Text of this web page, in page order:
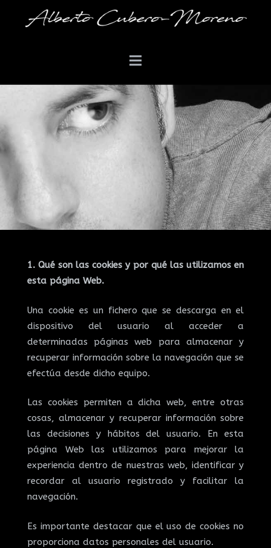
1. Qué son las cookies y por qué las utilizamos en
esta página Web.
Una cookie es un fichero que se descarga en el
dispositivo del usuario al acceder a
determinadas páginas web para almacenar y
recuperar información sobre la navegación que se
efectúa desde dicho equipo.
Las cookies permiten a dicha web, entre otras
cosas, almacenar y recuperar información sobre
las decisiones y hábitos del usuario. En esta
página Web las utilizamos para mejorar la
experiencia dentro de nuestras web, identificar y
recordar al usuario registrado y facilitar la
navegación.
Es importante destacar que el uso de cookies no
proporciona datos personales del usuario.